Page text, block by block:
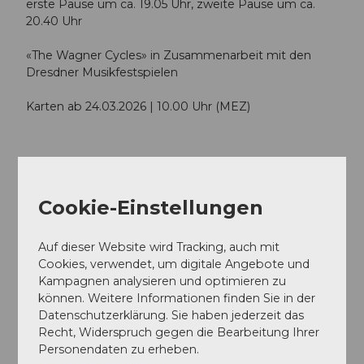
erste Pause um ca. 19.05 Uhr, zweite Pause um ca.
20.40 Uhr
«The Wagner Cycles» in Zusammenarbeit mit den
Dresdner Musikfestspielen
Karten ab 24.03.2026 | 10.00 Uhr (MEZ)
Gut zu wissen
Preisinformationen
CHF 240.00 | 200.00 | 150.00 | 100.00 | 60.00 | 30.00
Cookie-Einstellungen
Auf dieser Website wird Tracking, auch mit
Cookies, verwendet, um digitale Angebote und
Kampagnen analysieren und optimieren zu
können. Weitere Informationen finden Sie in der
Datenschutzerklärung. Sie haben jederzeit das
Recht, Widerspruch gegen die Bearbeitung Ihrer
Personendaten zu erheben.